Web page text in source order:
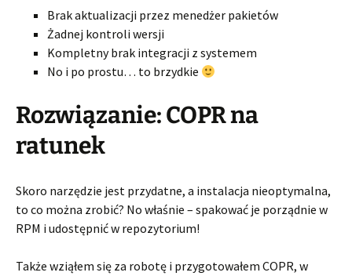
Brak aktualizacji przez menedżer pakietów
Żadnej kontroli wersji
Kompletny brak integracji z systemem
No i po prostu… to brzydkie
Rozwiązanie: COPR na
ratunek
Skoro narzędzie jest przydatne, a instalacja nieoptymalna,
to co można zrobić? No właśnie – spakować je porządnie w
RPM i udostępnić w repozytorium!
Także wziąłem się za robotę i przygotowałem COPR, w